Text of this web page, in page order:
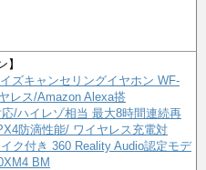
】
ズキャンセリングイヤホン WF-
レス/Amazon Alexa搭
/ハイレゾ相当 最大8時間連続再
防滴性能/ ワイヤレス充電対
ク付き 360 Reality Audio認定モデ
BM